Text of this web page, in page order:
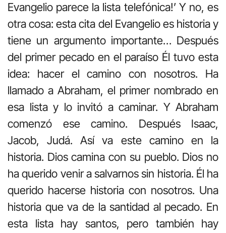
Evangelio parece la lista telefónica!’ Y no, es
otra cosa: esta cita del Evangelio es historia y
tiene un argumento importante… Después
del primer pecado en el paraíso Él tuvo esta
idea: hacer el camino con nosotros. Ha
llamado a Abraham, el primer nombrado en
esa lista y lo invitó a caminar. Y Abraham
comenzó ese camino. Después Isaac,
Jacob, Judá. Así va este camino en la
historia. Dios camina con su pueblo. Dios no
ha querido venir a salvarnos sin historia. Él ha
querido hacerse historia con nosotros. Una
historia que va de la santidad al pecado. En
esta lista hay santos, pero también hay